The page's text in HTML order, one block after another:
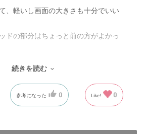
、軽いし画面の大きさも十分でいい
ドの部分はちょっと前の方がよかっ
そこが残念ポイントです。
、満足はしてます。
け評価は☆３つにしました。
続きを読む
参考になった 0 Like! 0